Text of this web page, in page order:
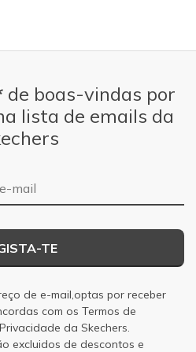
de boas-vindas por
lista de emails da
TE
de e-mail,optas por receber
com os Termos de
da Skechers.
excluidos de descontos e